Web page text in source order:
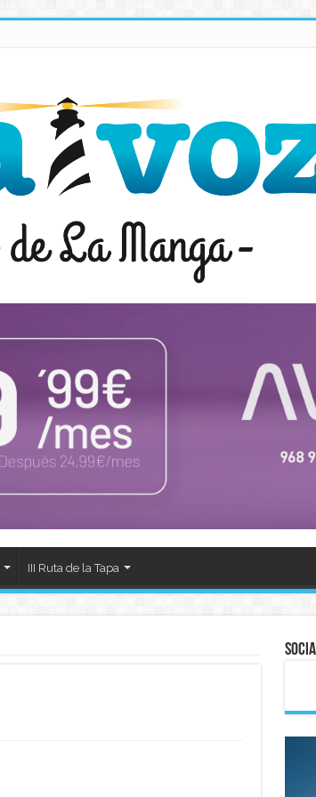
III Ruta de la Tapa